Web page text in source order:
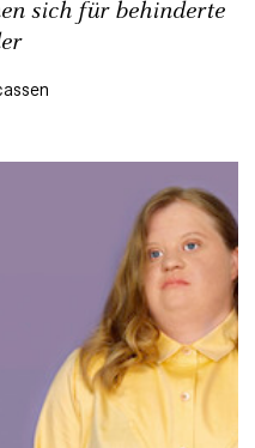
sich für behinderte